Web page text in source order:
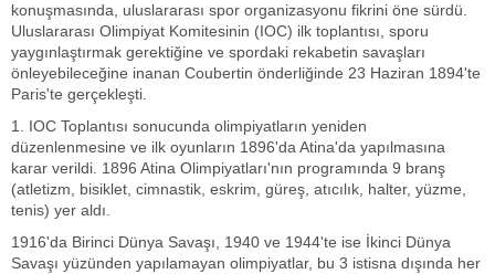
konuşmasında, uluslararası spor organizasyonu fikrini öne sürdü.
Uluslararası Olimpiyat Komitesinin (IOC) ilk toplantısı, sporu
yaygınlaştırmak gerektiğine ve spordaki rekabetin savaşları
önleyebileceğine inanan Coubertin önderliğinde 23 Haziran 1894'te
Paris'te gerçekleşti.
1. IOC Toplantısı sonucunda olimpiyatların yeniden
düzenlenmesine ve ilk oyunların 1896'da Atina'da yapılmasına
karar verildi. 1896 Atina Olimpiyatları'nın programında 9 branş
(atletizm, bisiklet, cimnastik, eskrim, güreş, atıcılık, halter, yüzme,
tenis) yer aldı.
1916'da Birinci Dünya Savaşı, 1940 ve 1944'te ise İkinci Dünya
Savaşı yüzünden yapılamayan olimpiyatlar, bu 3 istisna dışında her